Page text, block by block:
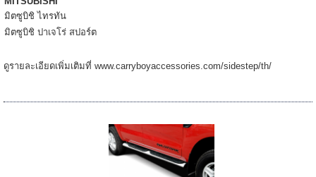
มิตซูบิชิ ไทรทัน
มิตซูบิชิ ปาเจโร่ สปอร์ต
ดูรายละเอียดเพิ่มเติมที่ www.carryboyaccessories.com/sidestep/th/